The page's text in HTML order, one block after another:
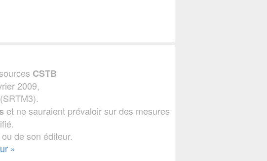
CSTB
2009,
(SRTM3).
et ne sauraient prévaloir sur des mesures
de son éditeur.
»